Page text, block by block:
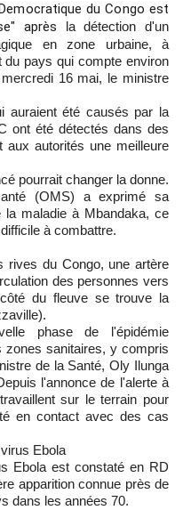
du Congo est
après
la détection d'un
en zone urbaine, à
du pays qui compte environ
16 mai, le ministre
auraient été causés par la
ont été détectés dans des
autorités une meilleure
pourrait changer la donne.
(OMS) a exprimé sa
la maladie à Mbandaka, ce
à combattre.
rives du Congo, une artère
des personnes vers
du fleuve se trouve la
phase de l'épidémie
zones sanitaires, y compris
de la Santé, Oly Ilunga
l'annonce de l'alerte à
sur le terrain pour
en contact avec des cas
Ebola
Ebola est constaté en RD
apparition connue près de
dans les années 70.